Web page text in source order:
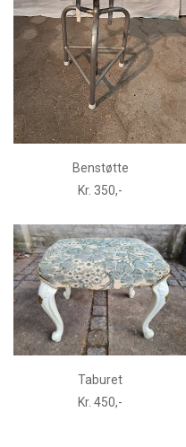
Benstøtte
Kr. 350,-
Taburet
Kr. 450,-